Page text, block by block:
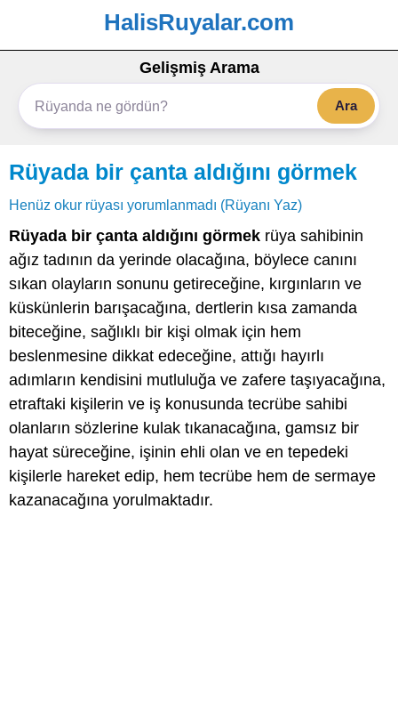
HalisRuyalar.com
Gelişmiş Arama
Ara
Rüyada bir çanta aldığını görmek
Henüz okur rüyası yorumlanmadı (Rüyanı Yaz)
Rüyada bir çanta aldığını görmek rüya sahibinin
ağız tadının da yerinde olacağına, böylece canını
sıkan olayların sonunu getireceğine, kırgınların ve
küskünlerin barışacağına, dertlerin kısa zamanda
biteceğine, sağlıklı bir kişi olmak için hem
beslenmesine dikkat edeceğine, attığı hayırlı
adımların kendisini mutluluğa ve zafere taşıyacağına,
etraftaki kişilerin ve iş konusunda tecrübe sahibi
olanların sözlerine kulak tıkanacağına, gamsız bir
hayat süreceğine, işinin ehli olan ve en tepedeki
kişilerle hareket edip, hem tecrübe hem de sermaye
kazanacağına yorulmaktadır.